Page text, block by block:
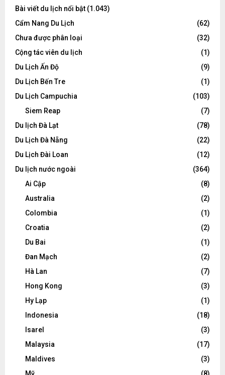
Bài viết du lịch nổi bật (1.043)
Cẩm Nang Du Lịch
(62)
Chưa được phân loại
(32)
Cộng tác viên du lịch
(1)
Du Lịch Ấn Độ
(9)
Du Lịch Bến Tre
(1)
Du Lịch Campuchia
(103)
Siem Reap
(7)
Du lịch Đà Lạt
(78)
Du Lịch Đà Nẵng
(22)
Du Lịch Đài Loan
(12)
Du lịch nước ngoài
(364)
Ai Cập
(8)
Australia
(2)
Colombia
(1)
Croatia
(2)
Du Bai
(1)
Đan Mạch
(2)
Hà Lan
(7)
Hong Kong
(3)
Hy Lạp
(1)
Indonesia
(18)
Isarel
(3)
Malaysia
(17)
Maldives
(3)